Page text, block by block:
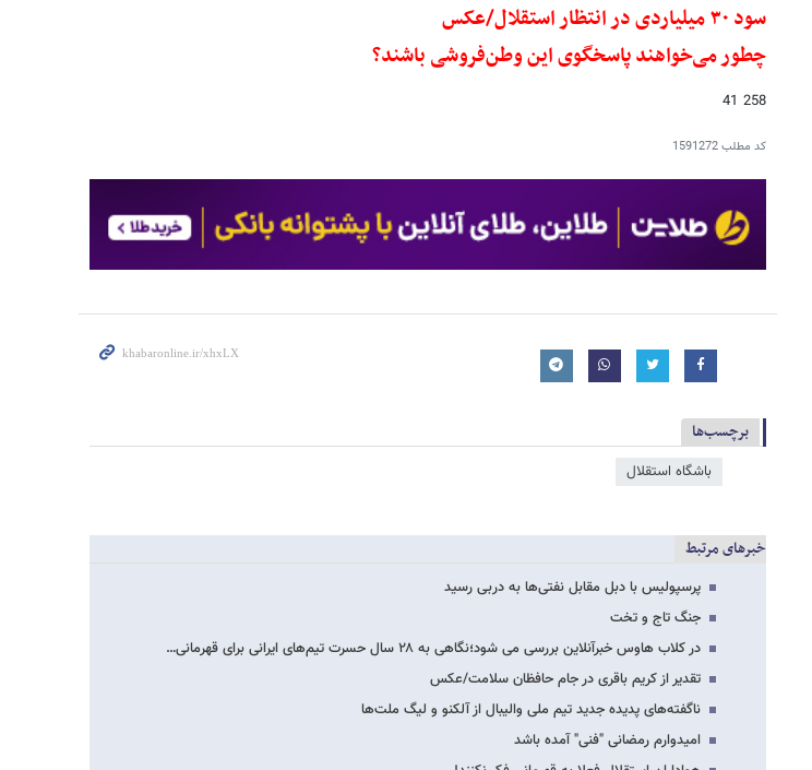
سود ۳۰ میلیاردی در انتظار استقلال/عکس
چطور می‌خواهند پاسخگوی این وطن‌فروشی باشند؟
258 41
کد مطلب1591272
برچسب‌ها
باشگاه استقلال
خبرهای مرتبط
پرسپولیس با دبل مقابل نفتی‌ها به دربی رسید
جنگ تاج و تخت
در کلاب هاوس خبرآنلاین بررسی می شود؛نگاهی به ۲۸ سال حسرت تیم‌های ایرانی برای قهرمانی…
تقدیر از کریم باقری در جام حافظان سلامت/عکس
ناگفته‌های پدیده جدید تیم ملی والیبال از آلکنو و لیگ ملت‌ها
امیدوارم رمضانی "فنی" آمده باشد